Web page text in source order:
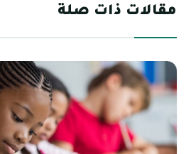
مقالات ذات صلة